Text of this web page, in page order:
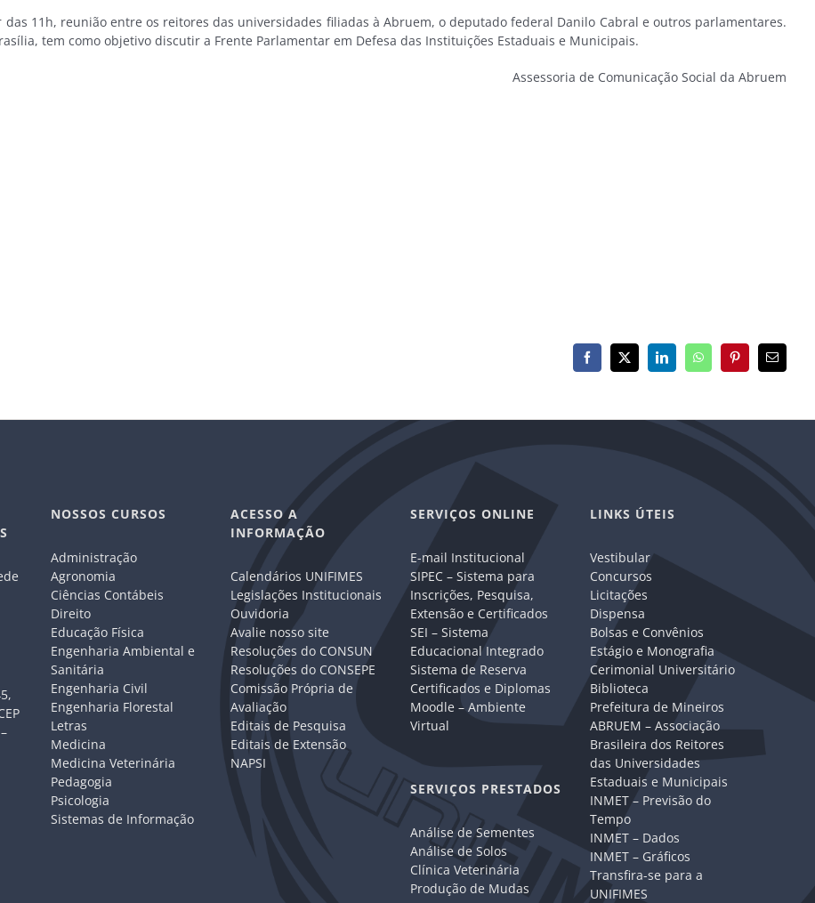
11h, reunião entre os reitores das universidades filiadas à Abruem, o deputado federal Danilo Cabral e outros parlamentares.
tem como objetivo discutir a Frente Parlamentar em Defesa das Instituições Estaduais e Municipais.
Assessoria de Comunicação Social da Abruem
Facebook
X LinkedInWhatsAppPinterest
E-
mail
NOSSOS CURSOS
Administração
Agronomia
Ciências Contábeis
Direito
Educação Física
Engenharia Ambiental e
Sanitária
Engenharia Civil
Engenharia Florestal
Letras
Medicina
Medicina Veterinária
Pedagogia
Psicologia
Sistemas de Informação
ACESSO A
INFORMAÇÃO
Calendários UNIFIMES
Legislações Institucionais
Ouvidoria
Avalie nosso site
Resoluções do CONSUN
Resoluções do CONSEPE
Comissão Própria de
Avaliação
Editais de Pesquisa
Editais de Extensão
NAPSI
SERVIÇOS ONLINE
E-mail Institucional
SIPEC – Sistema para
Inscrições, Pesquisa,
Extensão e Certificados
SEI – Sistema
Educacional Integrado
Sistema de Reserva
Certificados e Diplomas
Moodle – Ambiente
Virtual
SERVIÇOS PRESTADOS
Análise de Sementes
Análise de Solos
Clínica Veterinária
Produção de Mudas
LINKS ÚTEIS
Vestibular
Concursos
Licitações
Dispensa
Bolsas e Convênios
Estágio e Monografia
Cerimonial Universitário
Biblioteca
Prefeitura de Mineiros
ABRUEM – Associação
Brasileira dos Reitores
das Universidades
Estaduais e Municipais
INMET – Previsão do
Tempo
INMET – Dados
INMET – Gráficos
Transfira-se para a
UNIFIMES